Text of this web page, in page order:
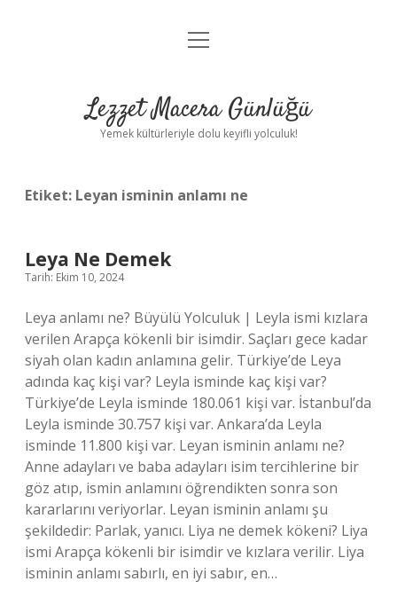
Anasayfa
Yasal Uyarı
menüyü
Lezzet Macera Günlüğü
Yemek kültürleriyle dolu keyifli yolculuk!
Etiket: Leyan isminin anlamı ne
Leya Ne Demek
Tarih: Ekim 10, 2024
Leya anlamı ne? Büyülü Yolculuk | Leyla ismi kızlara
verilen Arapça kökenli bir isimdir. Saçları gece kadar
siyah olan kadın anlamına gelir. Türkiye’de Leya
adında kaç kişi var? Leyla isminde kaç kişi var?
Türkiye’de Leyla isminde 180.061 kişi var. İstanbul’da
Leyla isminde 30.757 kişi var. Ankara’da Leyla
isminde 11.800 kişi var. Leyan isminin anlamı ne?
Anne adayları ve baba adayları isim tercihlerine bir
göz atıp, ismin anlamını öğrendikten sonra son
kararlarını veriyorlar. Leyan isminin anlamı şu
şekildedir: Parlak, yanıcı. Liya ne demek kökeni? Liya
ismi Arapça kökenli bir isimdir ve kızlara verilir. Liya
isminin anlamı sabırlı, en iyi sabır, en…